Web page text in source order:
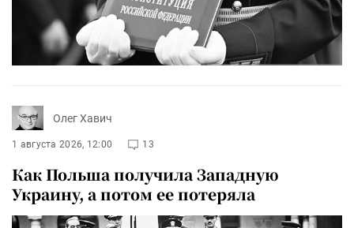
Олег Хавич
1 августа 2026, 12:00 13
Как Польша получила Западную
Украину, а потом ее потеряла